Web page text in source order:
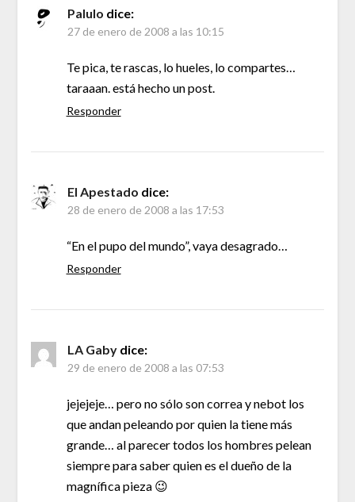
Palulo dice:
27 de enero de 2008 a las 10:15
Te pica, te rascas, lo hueles, lo compartes…
taraaan. está hecho un post.
Responder
El Apestado dice:
28 de enero de 2008 a las 17:53
“En el pupo del mundo”, vaya desagrado…
Responder
LA Gaby dice:
29 de enero de 2008 a las 07:53
jejejeje… pero no sólo son correa y nebot los
que andan peleando por quien la tiene más
grande… al parecer todos los hombres pelean
siempre para saber quien es el dueño de la
magnífica pieza 😉